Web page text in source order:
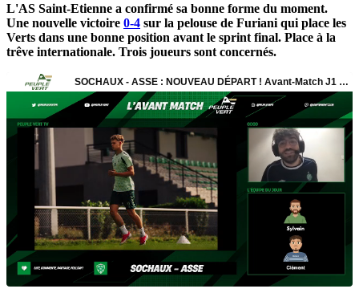
L'AS Saint-Etienne a confirmé sa bonne forme du moment.
Une nouvelle victoire 0-4 sur la pelouse de Furiani qui place les
Verts dans une bonne position avant le sprint final. Place à la
trêve internationale. Trois joueurs sont concernés.